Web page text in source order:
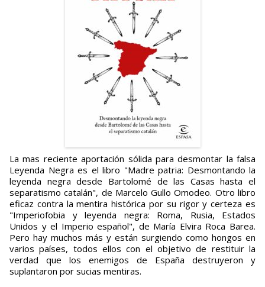
La mas reciente aportación sólida para desmontar la falsa
Leyenda Negra es el libro "Madre patria: Desmontando la
leyenda negra desde Bartolomé de las Casas hasta el
separatismo catalán", de Marcelo Gullo Omodeo. Otro libro
eficaz contra la mentira histórica por su rigor y certeza es
"Imperiofobia y leyenda negra: Roma, Rusia, Estados
Unidos y el Imperio español", de María Elvira Roca Barea.
Pero hay muchos más y están surgiendo como hongos en
varios países, todos ellos con el objetivo de restituir la
verdad que los enemigos de España destruyeron y
suplantaron por sucias mentiras.